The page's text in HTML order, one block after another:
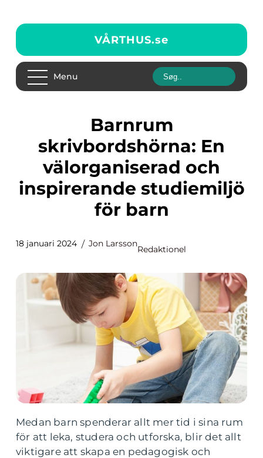
VÅRTHUS.se
Menu
Barnrum
skrivbordshörna: En
välorganiserad och
inspirerande studiemiljö
för barn
18 januari 2024 Jon Larsson
Redaktionel
Medan barn spenderar allt mer tid i sina rum
för att leka, studera och utforska, blir det allt
viktigare att skapa en pedagogisk och